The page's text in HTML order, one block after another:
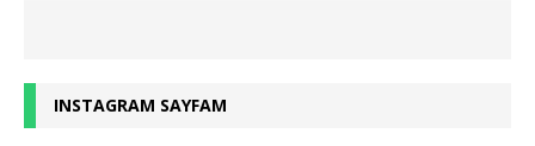
INSTAGRAM SAYFAM